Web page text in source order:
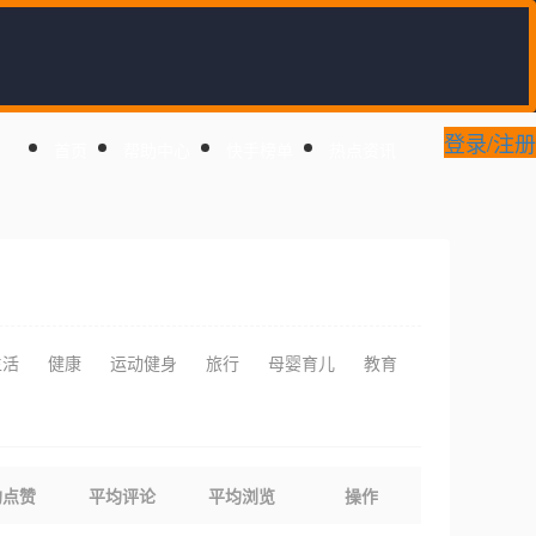
登录/注册
健康 运动健身 旅行 母婴育儿 教育
赞 平均评论 平均浏览 操作